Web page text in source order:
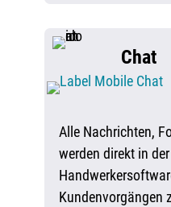
Chat
Alle Nachrichten,
werden direkt in
Kundenvorgängen